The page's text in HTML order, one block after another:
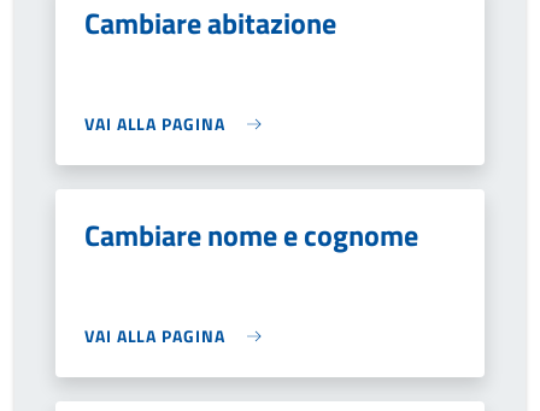
Cambiare abitazione
VAI ALLA PAGINA
Cambiare nome e cognome
VAI ALLA PAGINA